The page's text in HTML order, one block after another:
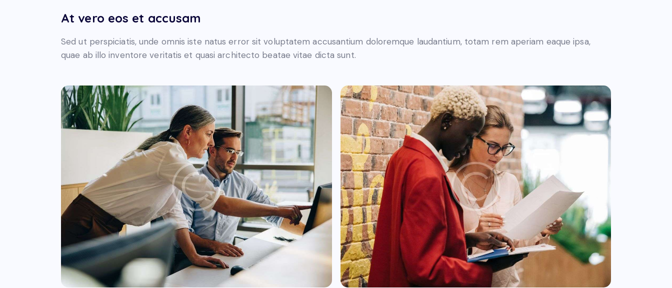
aumentar
el
volumen.
At vero eos et accusam
Sed ut perspiciatis, unde omnis iste natus error sit voluptatem accusantium doloremque laudantium, totam rem aperiam eaque ipsa,
quae ab illo inventore veritatis et quasi architecto beatae vitae dicta sunt.